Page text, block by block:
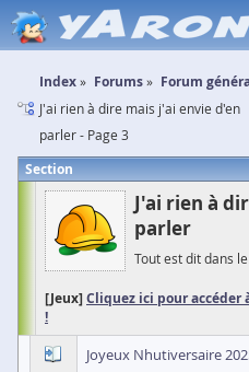
Index Forums Forum
J'ai rien à dire mais j'ai envie d'en
parler - Page 3
Section
J'ai rien à
parler
Tout est dit dans
[Jeux]Cliquez ici pour accéder
!
Joyeux Nhutiversaire